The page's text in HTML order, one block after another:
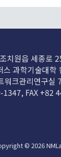
치원읍 세종로
과학기술대학
워크관리연구실
FAX +82
© 2026